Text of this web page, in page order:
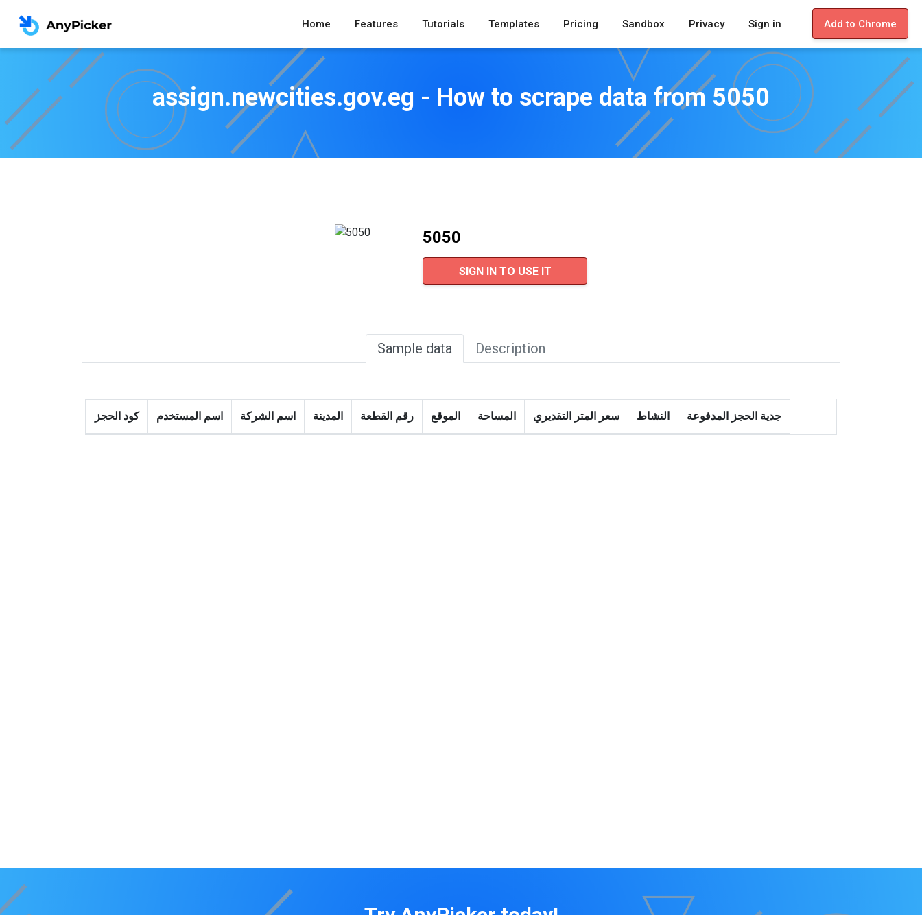
Home Features Tutorials Templates Pricing Sandbox Privacy Sign in Add to Chrome
assign.newcities.gov.eg - How to scrape data from 5050
5050
SIGN IN TO USE IT
Sample data Description
كود الحجز اسم المستخدم اسم الشركة المدينة رقم القطعة الموقع المساحة سعر المتر التقديري النشاط جدية الحجز المدفوعة
Try AnyPicker today!